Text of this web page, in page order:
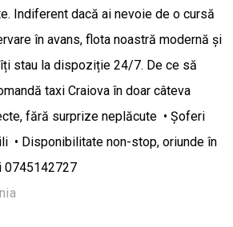
Indiferent dacă ai nevoie de o cursă
în avans, flota noastră modernă și
stau la dispoziție 24/7. De ce să
taxi Craiova în doar câteva
fără surprize neplăcute • Șoferi
• Disponibilitate non-stop, oriunde în
0745142727